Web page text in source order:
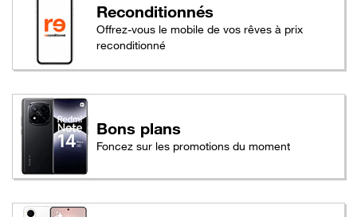
Reconditionnés
Offrez-vous le mobile de vos rêves à prix
reconditionné
Bons plans
Foncez sur les promotions du moment